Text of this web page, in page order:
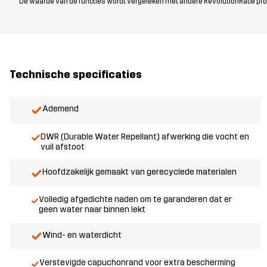
Technische specificaties
Ademend
DWR (Durable Water Repellant) afwerking die vocht en
vuil afstoot
Hoofdzakelijk gemaakt van gerecyclede materialen
Volledig afgedichte naden om te garanderen dat er
geen water naar binnen lekt
Wind- en waterdicht
Verstevigde capuchonrand voor extra bescherming